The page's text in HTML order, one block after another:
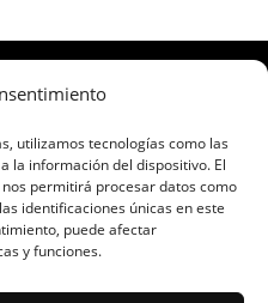
utilizamos tecnologías como las
la información del dispositivo. El
permitirá procesar datos como
identificaciones únicas en este
puede afectar
y funciones.
CAFÉS Y BARES DE